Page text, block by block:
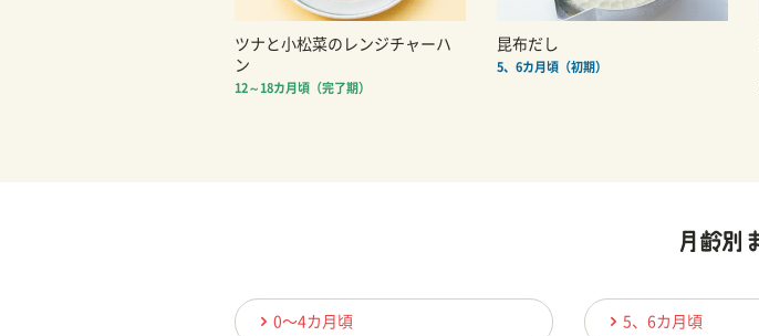
ツナと小松菜のレンジチャーハ
ン
12～18カ月頃（完了期）
昆布だし
5、6カ月頃（初期）
0〜4カ月頃 5、6カ月頃